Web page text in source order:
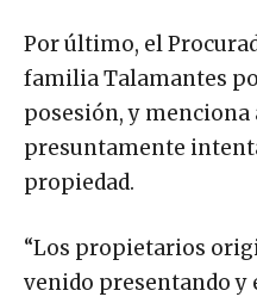
Por último, el
familia Talamantes
posesión, y menciona
presuntamente
propiedad.
“Los propietarios
venido presentando y